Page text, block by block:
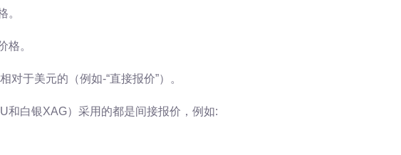
。
格。
于美元的（例如-“直接报价”）。
白银XAG）采用的都是间接报价，例如: